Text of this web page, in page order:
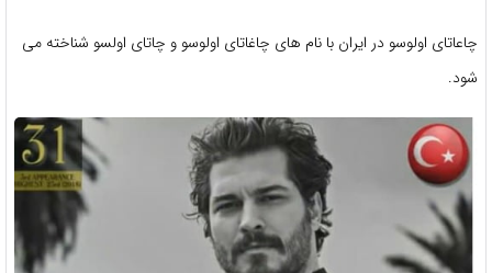
چاعاتای اولوسو در ایران با نام های چاغاتای اولوسو و چاتای اولسو شناخته می
شود.